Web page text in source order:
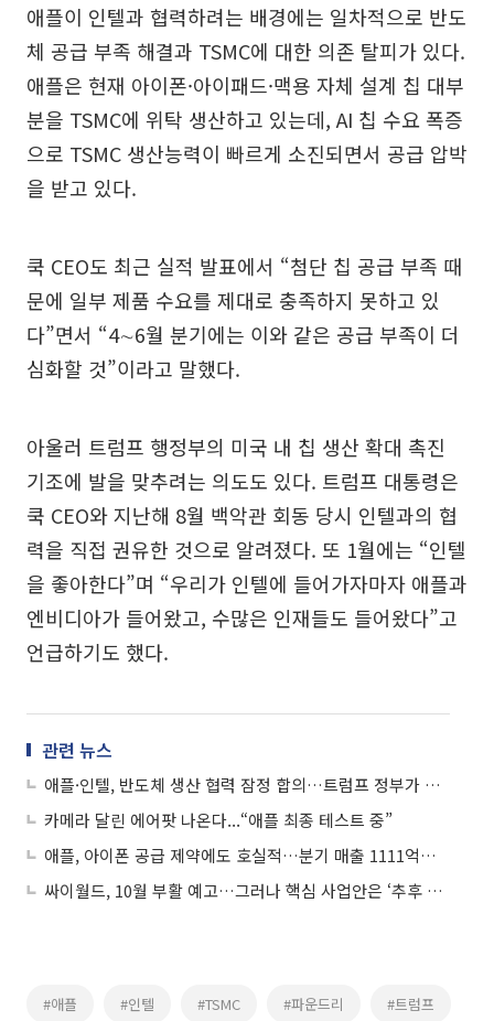
애플이 인텔과 협력하려는 배경에는 일차적으로 반도
체 공급 부족 해결과 TSMC에 대한 의존 탈피가 있다.
애플은 현재 아이폰·아이패드·맥용 자체 설계 칩 대부
분을 TSMC에 위탁 생산하고 있는데, AI 칩 수요 폭증
으로 TSMC 생산능력이 빠르게 소진되면서 공급 압박
을 받고 있다.
쿡 CEO도 최근 실적 발표에서 “첨단 칩 공급 부족 때
문에 일부 제품 수요를 제대로 충족하지 못하고 있
다”면서 “4∼6월 분기에는 이와 같은 공급 부족이 더
심화할 것”이라고 말했다.
아울러 트럼프 행정부의 미국 내 칩 생산 확대 촉진
기조에 발을 맞추려는 의도도 있다. 트럼프 대통령은
쿡 CEO와 지난해 8월 백악관 회동 당시 인텔과의 협
력을 직접 권유한 것으로 알려졌다. 또 1월에는 “인텔
을 좋아한다”며 “우리가 인텔에 들어가자마자 애플과
엔비디아가 들어왔고, 수많은 인재들도 들어왔다”고
언급하기도 했다.
관련 뉴스
애플·인텔, 반도체 생산 협력 잠정 합의…트럼프 정부가 중재
카메라 달린 에어팟 나온다...“애플 최종 테스트 중”
애플, 아이폰 공급 제약에도 호실적…분기 매출 1111억달러
싸이월드, 10월 부활 예고…그러나 핵심 사업안은 ‘추후 공개’
#애플 #인텔 #TSMC #파운드리 #트럼프